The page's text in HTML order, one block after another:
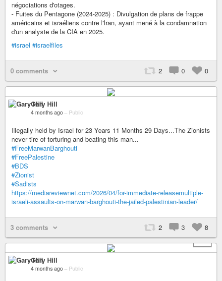
négociations d'otages.
- Fuites du Pentagone (2024-2025) : Divulgation de plans de frappe
américains et israéliens contre l'Iran, ayant mené à la condamnation
d'un analyste de la CIA en 2025.
#israel #israelfiles
0 comments 2 0 0
Gary Hill
4 months ago – Public
Illegally held by Israel for 23 Years 11 Months 29 Days...The Zionists
never tire of torturing and beating this man...
#FreeMarwanBarghouti
#FreePalestine
#BDS
#Zionist
#Sadists
https://mediareviewnet.com/2026/04/for-immediate-releasemultiple-
israeli-assaults-on-marwan-barghouti-the-jailed-palestinian-leader/
3 comments 2 3
8
+ 3
Gary Hill
4 months ago – Public